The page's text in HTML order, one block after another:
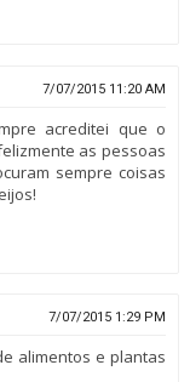
7/07/2015 11:20 AM
acreditei que o
as pessoas
sempre coisas
7/07/2015 1:29 PM
alimentos e plantas